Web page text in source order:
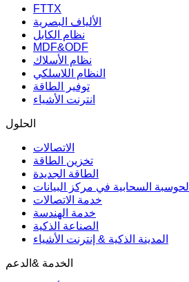
FTTX
الألياف البصرية
نظام الكابل
MDF&ODF
نظام الأسلاك
النظام اللاسلكي
توفير الطاقة
انترنت الأشياء
الحلول
الاتصالات
تخزين الطاقة
الطاقة الجديدة
الحوسبة السحابية في مركز البيانات
خدمة الاتصالات
خدمة الهندسة
الصناعة الذكية
المدينة الذكية & إنترنت الأشياء
الخدمة &الدعم